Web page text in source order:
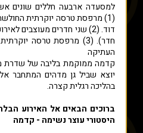
למסעדה ארבעה חללים שונים
(1) מרפסת טרסה יוקרתית
חדר). (3) מרפסת טרסה
העתיקה
קדמה ממוקמת בליבה של שדרת
יוצא שביל גן מדהים המתחבר
בהליכה רגלית קצרה.
ברוכים הבאים אל האירוע
היסטורי עוצר נשימה - קדמה